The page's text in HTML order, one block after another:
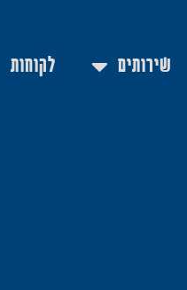
שירותים לקוחות